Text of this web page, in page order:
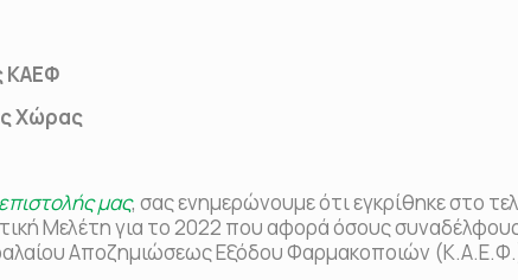
ΚΑΕΦ
Χώρας
μας, σας ενημερώνουμε ότι εγκρίθηκε στο
Μελέτη για το 2022 που αφορά όσους
Αποζημιώσεως Εξόδου Φαρμακοποιών